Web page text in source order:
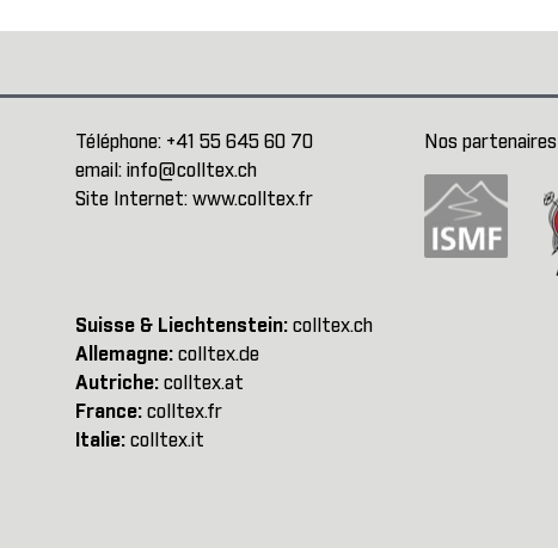
Téléphone: +41 55 645 60 70
email: info@colltex.ch
Site Internet: www.colltex.fr
Nos partenaires
Suisse & Liechtenstein: colltex.ch
Allemagne: colltex.de
Autriche: colltex.at
France: colltex.fr
Italie: colltex.it